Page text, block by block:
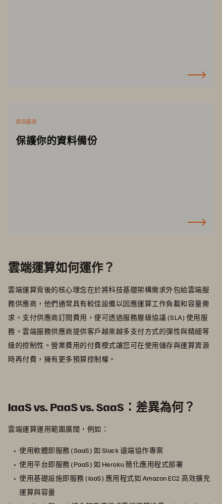
資訊圖表
保護你的資料備份
雲端運算如何運作？
雲端運算背後的核心理念在於將科技基礎架構需求外包給雲端服
務供應商，他們通常具有較佳設備以因應運算工作負載和容量需
求。支付供應商訂閱費用，便可透過服務層級協議 (SLA) 使用服
務。雲端服務供應商提供客戶越來越多支付方式的彈性與精細等
級的控制性。營業費用的付費模式讓您可在使用儲存與運算資源
時再付費，擁有更多預算控制權。
IaaS vs. PaaS vs. SaaS：差異為何？
雲端運算運用範圍廣闊，例如：
使用軟體即服務 (SaaS) 如 Slack 遠端協作專案
使用平台即服務 (PaaS) 如 Heroku 簡化應用程式部署
使用基礎設施即服務 (IaaS) 應用程式如 Amazon EC2 高效擴充
運算與容量